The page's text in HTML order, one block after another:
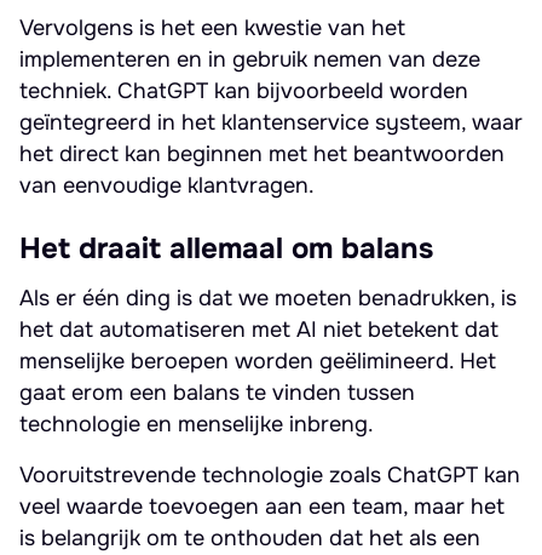
Vervolgens is het een kwestie van het
implementeren en in gebruik nemen van deze
techniek. ChatGPT kan bijvoorbeeld worden
geïntegreerd in het klantenservice systeem, waar
het direct kan beginnen met het beantwoorden
van eenvoudige klantvragen.
Het draait allemaal om balans
Als er één ding is dat we moeten benadrukken, is
het dat automatiseren met AI niet betekent dat
menselijke beroepen worden geëlimineerd. Het
gaat erom een balans te vinden tussen
technologie en menselijke inbreng.
Vooruitstrevende technologie zoals ChatGPT kan
veel waarde toevoegen aan een team, maar het
is belangrijk om te onthouden dat het als een